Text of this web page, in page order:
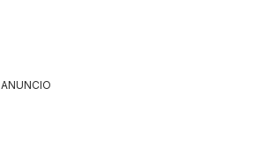
ANUNCIO